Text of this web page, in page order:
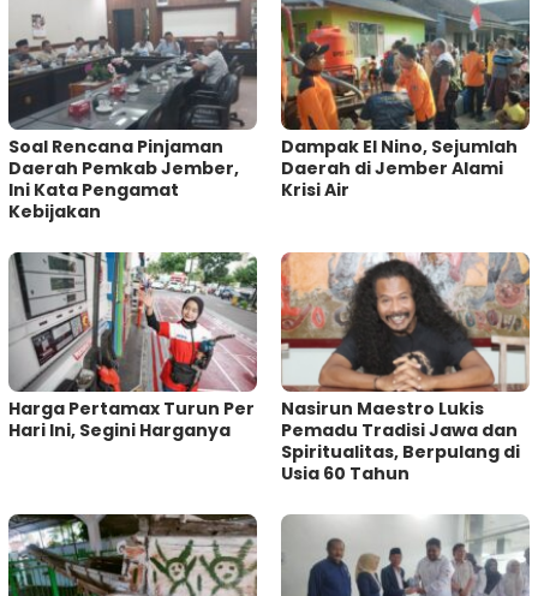
‎Soal Rencana Pinjaman
Daerah Pemkab Jember,
Ini Kata Pengamat
Kebijakan ‎
Dampak El Nino, Sejumlah
Daerah di Jember Alami
Krisi Air
Harga Pertamax Turun Per
Hari Ini, Segini Harganya
‎Nasirun Maestro Lukis
Pemadu Tradisi Jawa dan
Spiritualitas, Berpulang di
Usia 60 Tahun